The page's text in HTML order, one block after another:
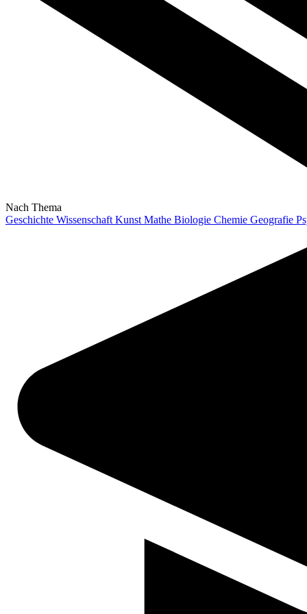
Nach Thema
Geschichte Wissenschaft Kunst Mathe Biologie Chemie Geografie